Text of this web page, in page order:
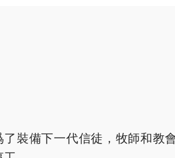
裝備下一代信徒，牧師和教